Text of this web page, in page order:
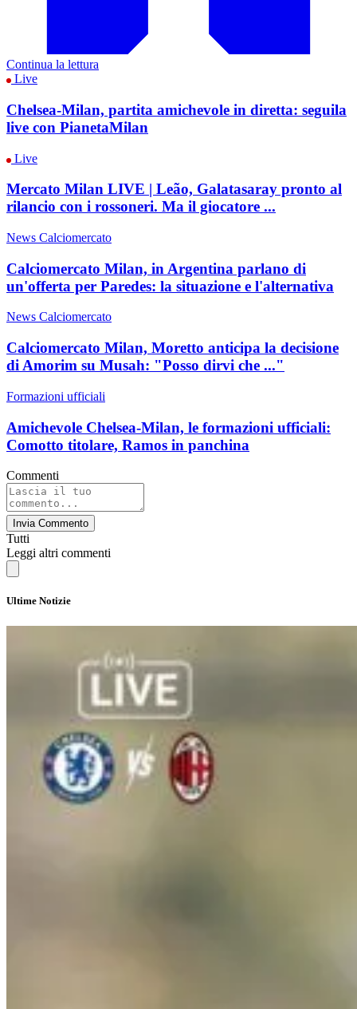
Continua la lettura
Live
Chelsea-Milan, partita amichevole in diretta: seguila
live con PianetaMilan
Live
Mercato Milan LIVE | Leão, Galatasaray pronto al
rilancio con i rossoneri. Ma il giocatore ...
News Calciomercato
Calciomercato Milan, in Argentina parlano di
un'offerta per Paredes: la situazione e l'alternativa
News Calciomercato
Calciomercato Milan, Moretto anticipa la decisione
di Amorim su Musah: "Posso dirvi che ..."
Formazioni ufficiali
Amichevole Chelsea-Milan, le formazioni ufficiali:
Comotto titolare, Ramos in panchina
Commenti
Invia Commento
Tutti
Leggi altri commenti
Ultime Notizie